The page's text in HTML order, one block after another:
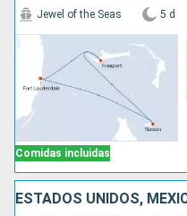
Comidas incluidas
Jewel of the Seas 5 d
ESTADOS UNIDOS,